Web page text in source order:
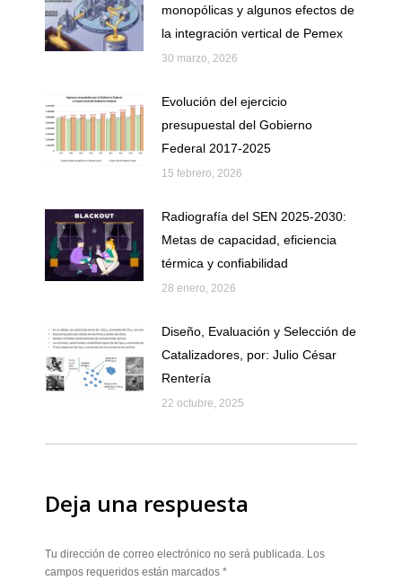
monopólicas y algunos efectos de
la integración vertical de Pemex
30 marzo, 2026
Evolución del ejercicio
presupuestal del Gobierno
Federal 2017-2025
15 febrero, 2026
Radiografía del SEN 2025-2030:
Metas de capacidad, eficiencia
térmica y confiabilidad
28 enero, 2026
Diseño, Evaluación y Selección de
Catalizadores, por: Julio César
Rentería
22 octubre, 2025
Deja una respuesta
Tu dirección de correo electrónico no será publicada. Los
campos requeridos están marcados *